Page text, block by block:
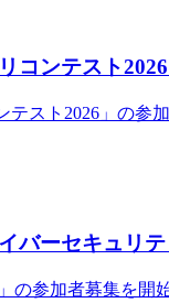
コンテスト
テスト2026」の参
バーセキュリ
の参加者募集を開